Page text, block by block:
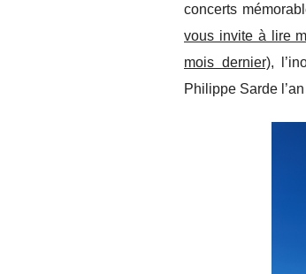
concerts
vous invite à lire
mois dernier),
Philippe Sarde